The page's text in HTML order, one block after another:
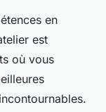
en
est
où vous